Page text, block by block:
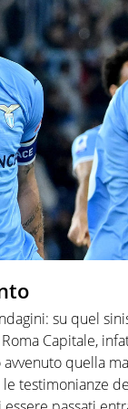
su quel
Capitale,
quella
testimonianze